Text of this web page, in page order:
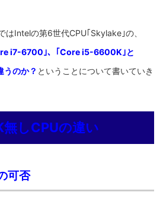
はIntelの第6世代CPU｢Skylake｣の、
i7-6700｣、｢Core i5-6600K｣と
のか？ ということについて書いていき
しCPUの違い
可否